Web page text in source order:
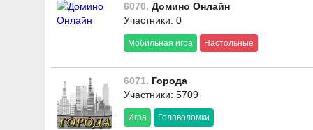
6070. Домино Онлайн
Участники: 0
Мобильная игра Настольные
6071. Города
Участники: 5709
Игра Головоломки